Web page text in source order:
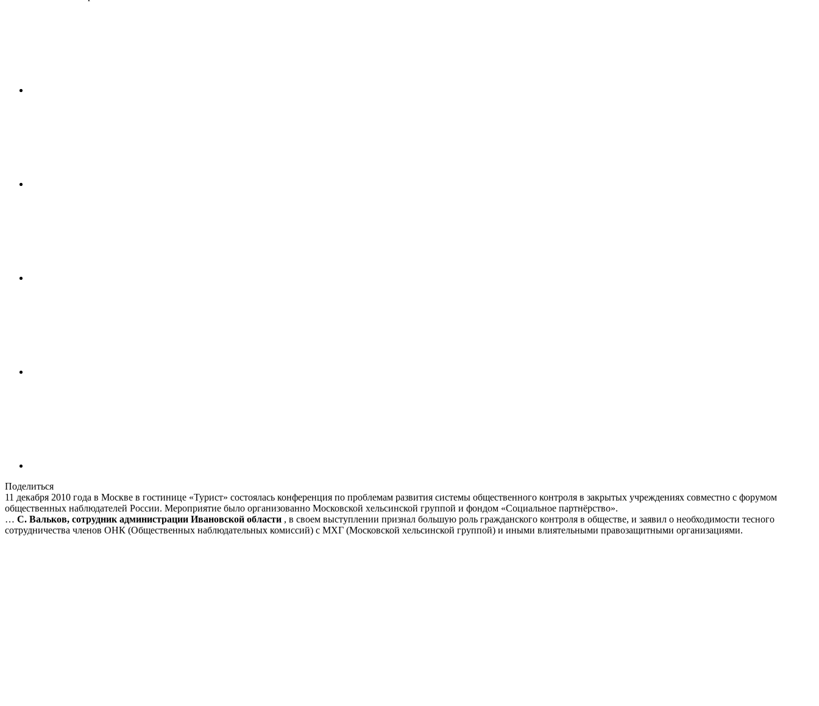
Поделиться
11 декабря 2010 года в Москве в гостинице «Турист» состоялась конференция по проблемам развития системы общественного контроля в закрытых учреждениях совместно с форумом
общественных наблюдателей России. Мероприятие было организованно Московской хельсинской группой и фондом «Социальное партнёрство».
… С. Вальков, сотрудник администрации Ивановской области , в своем выступлении признал большую роль гражданского контроля в обществе, и заявил о необходимости тесного
сотрудничества членов ОНК (Общественных наблюдательных комиссий) с МХГ (Московской хельсинской группой) и иными влиятельными правозащитными организациями.